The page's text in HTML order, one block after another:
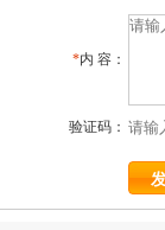
*内 容：
验证码：